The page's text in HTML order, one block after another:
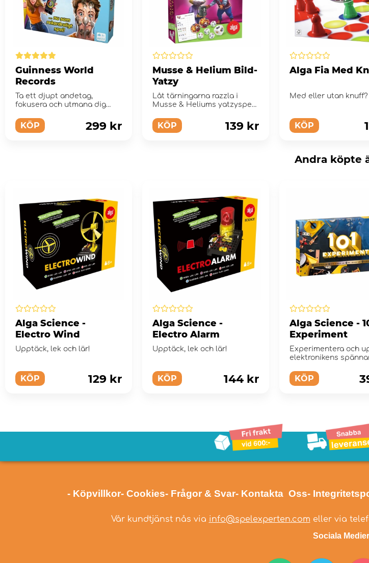
Guinness World
Records
Ta ett djupt andetag,
fokusera och utmana dig
d...KÖP 299 kr
Musse & Helium Bild-
Yatzy
Låt tärningarna razzla i
Musse & Heliums yatzyspel,
KÖP 139 kr
Alga Fia Med
Med eller utan knuff?
KÖP
Andra köpte
Alga Science -
Electro Wind
Upptäck, lek och lär!
KÖP 129 kr
Alga Science -
Electro Alarm
Upptäck, lek och lär!
KÖP 144 kr
Alga Science -
Experiment
Experimentera och
elektronikens
KÖP
- Köpvillkor- Cookies- Frågor & Svar- Kontakta Oss-
Vår kundtjänst nås via info@spelexperten.com eller via
Sociala